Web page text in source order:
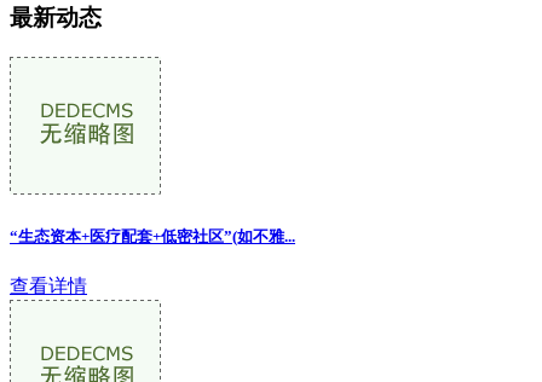
最新动态
“生态资本+医疗配套+低密社区”(如不雅...
查看详情